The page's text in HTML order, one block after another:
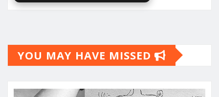
YOU MAY HAVE MISSED